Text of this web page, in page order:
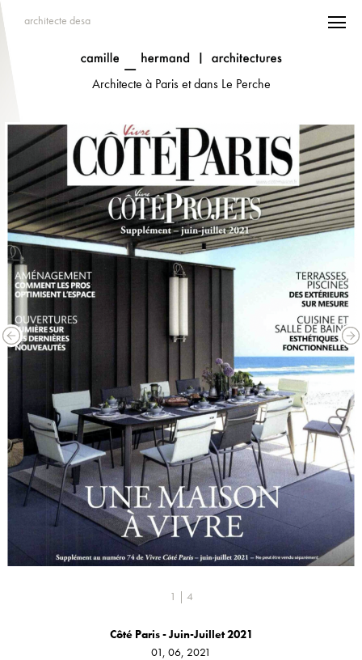
architecte desa
Architecte à Paris et dans Le Perche
1 | 4
Côté Paris - Juin-Juillet 2021
01, 06, 2021